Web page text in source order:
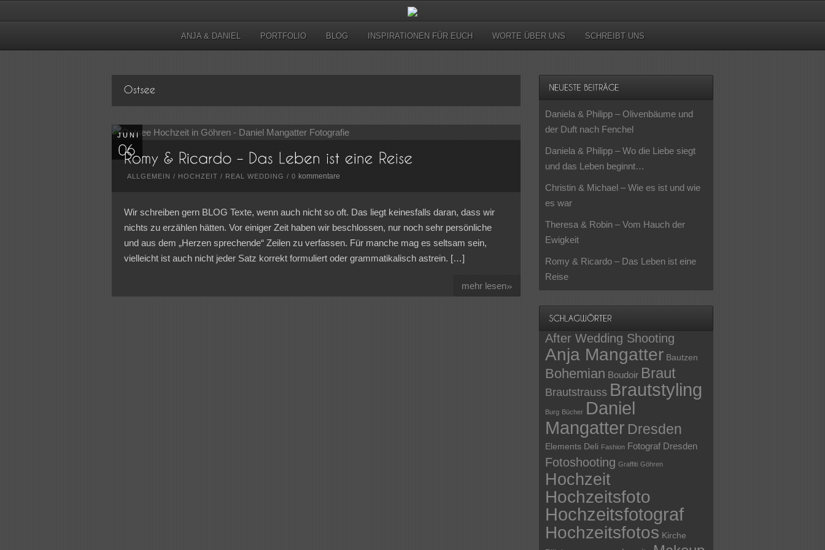
ANJA & DANIEL PORTFOLIO BLOG INSPIRATIONEN FÜR EUCH WORTE ÜBER UNS SCHREIBT UNS
JUNI
ALLGEMEIN / HOCHZEIT / REAL WEDDING / 0 kommentare
Wir schreiben gern BLOG Texte, wenn auch nicht so oft. Das liegt keinesfalls daran, dass wir
nichts zu erzählen hätten. Vor einiger Zeit haben wir beschlossen, nur noch sehr persönliche
und aus dem „Herzen sprechende“ Zeilen zu verfassen. Für manche mag es seltsam sein,
vielleicht ist auch nicht jeder Satz korrekt formuliert oder grammatikalisch astrein. […]
mehr lesen»
Daniela & Philipp – Olivenbäume und
der Duft nach Fenchel
Daniela & Philipp – Wo die Liebe siegt
und das Leben beginnt…
Christin & Michael – Wie es ist und wie
es war
Theresa & Robin – Vom Hauch der
Ewigkeit
Romy & Ricardo – Das Leben ist eine
Reise
After Wedding Shooting
Anja Mangatter Bautzen
Bohemian Boudoir Braut
Brautstrauss Brautstyling
Burg Bücher Daniel
Mangatter Dresden
Elements Deli Fashion Fotograf Dresden
Fotoshooting Graffiti Göhren
Hochzeit
Hochzeitsfoto
Hochzeitsfotograf
Hochzeitsfotos Kirche